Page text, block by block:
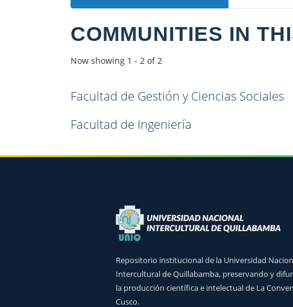
COMMUNITIES IN
Now showing 1 - 2 of 2
Facultad de Gestión y Ciencias Sociales
Facultad de Ingeniería
Repositorio institucional de la Universidad
Intercultural de Quillabamba, preservando y
la producción científica e intelectual de La
Cusco.